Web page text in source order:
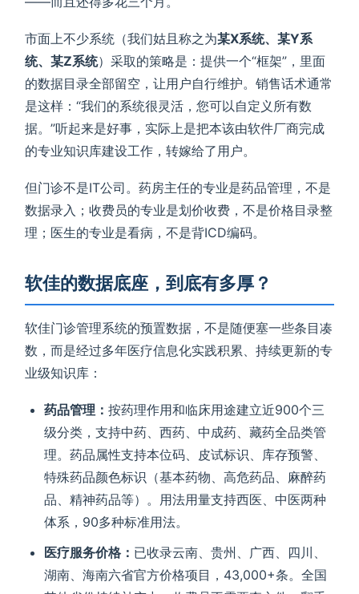
市面上不少系统（我们姑且称之为某X系统、某Y系
统、某Z系统）采取的策略是：提供一个“框架”，里面
的数据目录全部留空，让用户自行维护。销售话术通常
是这样：“我们的系统很灵活，您可以自定义所有数
据。”听起来是好事，实际上是把本该由软件厂商完成
的专业知识库建设工作，转嫁给了用户。
但门诊不是IT公司。药房主任的专业是药品管理，不是
数据录入；收费员的专业是划价收费，不是价格目录整
理；医生的专业是看病，不是背ICD编码。
软佳的数据底座，到底有多厚？
软佳门诊管理系统的预置数据，不是随便塞一些条目凑
数，而是经过多年医疗信息化实践积累、持续更新的专
业级知识库：
药品管理： 按药理作用和临床用途建立近900个三
级分类，支持中药、西药、中成药、藏药全品类管
理。药品属性支持本位码、皮试标识、库存预警、
特殊药品颜色标识（基本药物、高危药品、麻醉药
品、精神药品等）。用法用量支持西医、中医两种
体系，90多种标准用法。
医疗服务价格： 已收录云南、贵州、广西、四川、
湖南、海南六省官方价格项目，43,000+条。全国